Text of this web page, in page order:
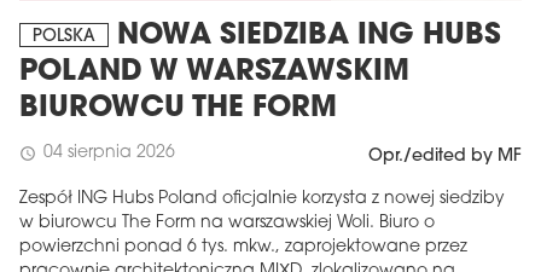
POLSKA
NOWA SIEDZIBA ING HUBS
POLAND W WARSZAWSKIM
BIUROWCU THE FORM
schedule 04 sierpnia 2026 Opr./edited by MF
Zespół ING Hubs Poland oficjalnie korzysta z nowej siedziby
w biurowcu The Form na warszawskiej Woli. Biuro o
powierzchni ponad 6 tys. mkw., zaprojektowane przez